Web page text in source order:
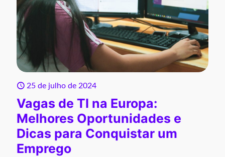
25 de julho de 2024
Vagas de TI na Europa:
Melhores Oportunidades e
Dicas para Conquistar um
Emprego